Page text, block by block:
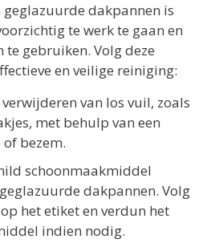
dakpannen is
te werk te gaan en
gebruiken. Volg deze
en veilige reiniging:
van los vuil, zoals
met behulp van een
bezem.
schoonmaakmiddel
dakpannen. Volg
het etiket en verdun het
indien nodig.